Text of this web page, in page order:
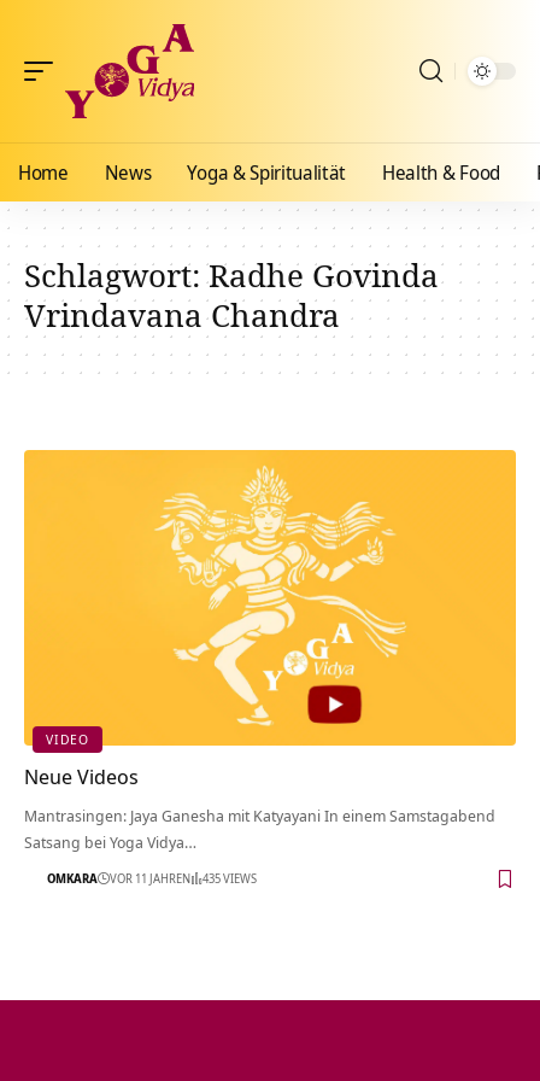
Home News Yoga & Spiritualität Health & Food
Schlagwort:Radhe Govinda
Vrindavana Chandra
VIDEO
Neue Videos
Mantrasingen: Jaya Ganesha mit Katyayani In einem Samstagabend
Satsang bei Yoga Vidya…
OMKARA VOR 11 JAHREN 435 VIEWS